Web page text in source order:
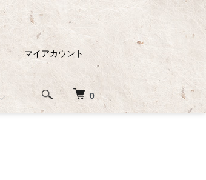
0
マイアカウント